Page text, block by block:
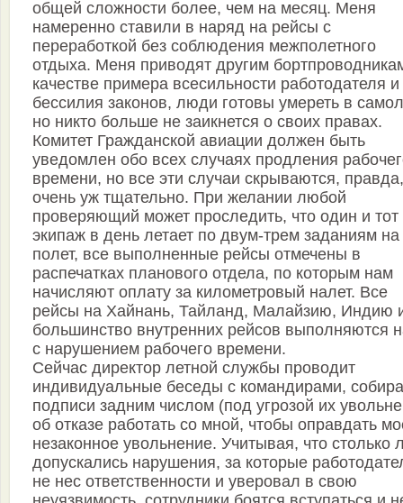
общей сложности более, чем на месяц. Меня
намеренно ставили в наряд на рейсы с
переработкой без соблюдения межполетного
отдыха. Меня приводят другим
качестве примера всесильности работодателя и
бессилия законов, люди готовы умереть в
но никто больше не заикнется о своих правах.
Комитет Гражданской авиации должен быть
уведомлен обо всех случаях продления
времени, но все эти случаи скрываются,
очень уж тщательно. При желании любой
проверяющий может проследить, что один и
экипаж в день летает по двум-трем заданиям на
полет, все выполненные рейсы отмечены в
распечатках планового отдела, по которым нам
начисляют оплату за километровый налет. Все
рейсы на Хайнань, Тайланд, Малайзию, Индию
большинство внутренних рейсов выполняются
с нарушением рабочего времени.
Сейчас директор летной службы проводит
индивидуальные беседы с командирами,
подписи задним числом (под угрозой их
об отказе работать со мной, чтобы оправдать
незаконное увольнение. Учитывая, что столько
допускались нарушения, за которые
не нес ответственности и уверовал в свою